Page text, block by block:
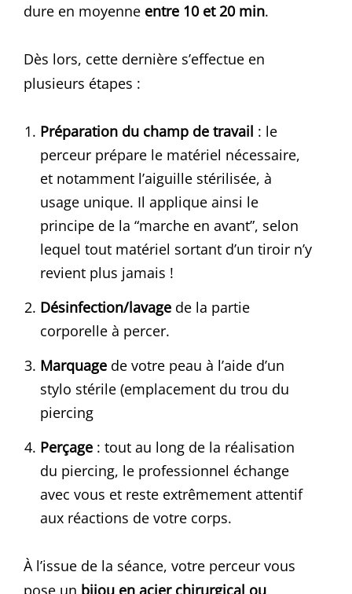
dure en moyenne entre 10 et 20 min.
Dès lors, cette dernière s’effectue en
plusieurs étapes :
Préparation du champ de travail : le
perceur prépare le matériel nécessaire,
et notamment l’aiguille stérilisée, à
usage unique. Il applique ainsi le
principe de la “marche en avant”, selon
lequel tout matériel sortant d’un tiroir n’y
revient plus jamais !
Désinfection/lavage de la partie
corporelle à percer.
Marquage de votre peau à l’aide d’un
stylo stérile (emplacement du trou du
piercing
Perçage : tout au long de la réalisation
du piercing, le professionnel échange
avec vous et reste extrêmement attentif
aux réactions de votre corps.
À l’issue de la séance, votre perceur vous
pose un bijou en acier chirurgical ou